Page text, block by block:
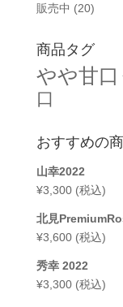
販売中 (20)
商品タグ
やや甘口
口
おすすめの
山幸2022
¥3,300 (税込)
北見
¥3,600 (税込)
秀幸 2022
¥3,300 (税込)